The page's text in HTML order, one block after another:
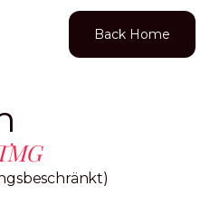
Back Home